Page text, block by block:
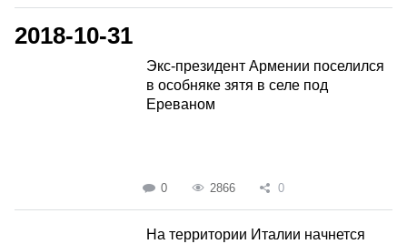
2018-10-31
Экс-президент Армении поселился
в особняке зятя в селе под
Ереваном
0 2866 0
На территории Италии начнется